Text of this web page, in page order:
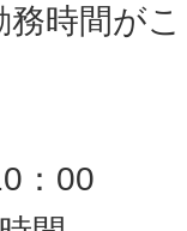
務時間が
：00